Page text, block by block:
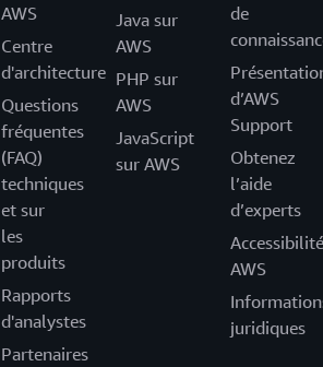
AWS
Centre
d'architecture
Questions
fréquentes
(FAQ)
techniques
et sur
les
produits
Rapports
d'analystes
Partenaires
Java sur
AWS
PHP sur
AWS
JavaScript
sur AWS
de
d’AWS
Support
Obtenez
l’aide
d’experts
Accessibilité
AWS
juridiques